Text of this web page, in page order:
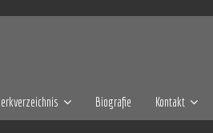
Biografie Kontakt